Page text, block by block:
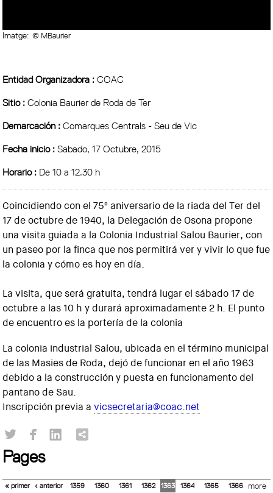
Imatge: © MBaurier
Entidad Organizadora :COAC
Sitio :Colonia Baurier de Roda de Ter
Demarcación :Comarques Centrals - Seu de Vic
Fecha inicio :Sabado, 17 Octubre, 2015
Horario : De 10 a 12.30 h
Coincidiendo con el 75º aniversario de la riada del Ter del
17 de octubre de 1940, la Delegación de Osona propone
una visita guiada a la Colonia Industrial Salou Baurier, con
un paseo por la finca que nos permitirá ver y vivir lo que fue
la colonia y cómo es hoy en día.
La visita, que será gratuita, tendrá lugar el sábado 17 de
octubre a las 10 h y durará aproximadamente 2 h. El punto
de encuentro es la portería de la colonia
La colonia industrial Salou, ubicada en el término municipal
de las Masies de Roda, dejó de funcionar en el año 1963
debido a la construcción y puesta en funcionamento del
pantano de Sau.
Inscripción previa avicsecretaria@coac.net
Pages
« primer ‹ anterior 1359 1360 1361 1362 1363 1364 1365
1366 more